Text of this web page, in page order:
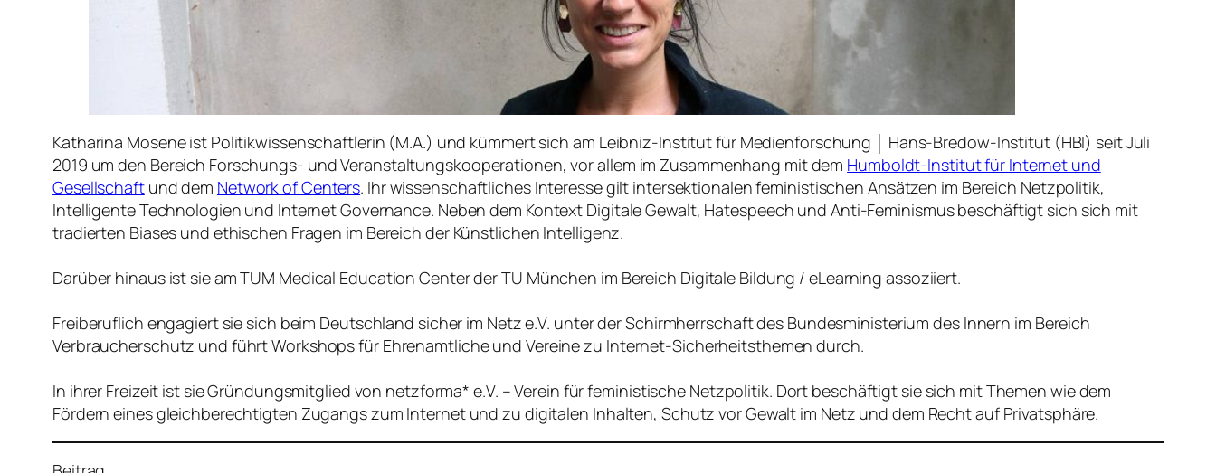
Katharina Mosene ist Politikwissenschaftlerin (M.A.) und kümmert sich am Leibniz-Institut für Medienforschung │ Hans-Bredow-Institut (HBI) seit Juli
2019 um den Bereich Forschungs- und Veranstaltungskooperationen, vor allem im Zusammenhang mit dem Humboldt-Institut für Internet und
Gesellschaftund dem Network of Centers. Ihr wissenschaftliches Interesse gilt intersektionalen feministischen Ansätzen im Bereich Netzpolitik,
Intelligente Technologien und Internet Governance. Neben dem Kontext Digitale Gewalt, Hatespeech und Anti-Feminismus beschäftigt sich sich mit
tradierten Biases und ethischen Fragen im Bereich der Künstlichen Intelligenz.
Darüber hinaus ist sie am TUM Medical Education Center der TU München im Bereich Digitale Bildung / eLearning assoziiert.
Freiberuflich engagiert sie sich beim Deutschland sicher im Netz e.V. unter der Schirmherrschaft des Bundesministerium des Innern im Bereich
Verbraucherschutz und führt Workshops für Ehrenamtliche und Vereine zu Internet-Sicherheitsthemen durch.
In ihrer Freizeit ist sie Gründungsmitglied von netzforma* e.V. – Verein für feministische Netzpolitik. Dort beschäftigt sie sich mit Themen wie dem
Fördern eines gleichberechtigten Zugangs zum Internet und zu digitalen Inhalten, Schutz vor Gewalt im Netz und dem Recht auf Privatsphäre.